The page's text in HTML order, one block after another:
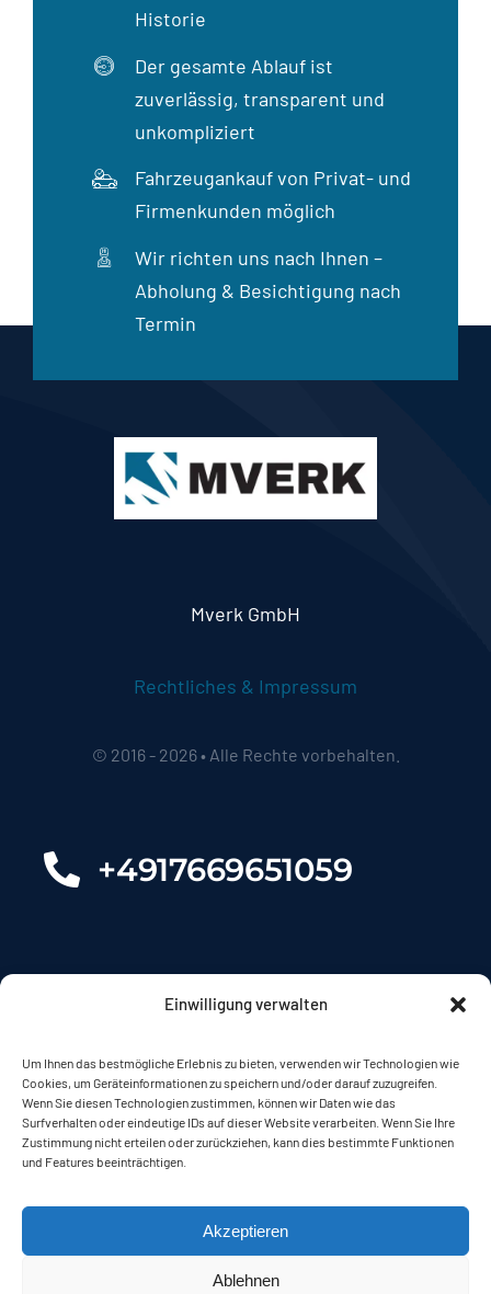
Einwilligung verwalten
Um Ihnen das bestmögliche Erlebnis zu bieten, verwenden wir Technologien wie
Cookies, um Geräteinformationen zu speichern und/oder darauf zuzugreifen.
Wenn Sie diesen Technologien zustimmen, können wir Daten wie das
Surfverhalten oder eindeutige IDs auf dieser Website verarbeiten. Wenn Sie Ihre
Zustimmung nicht erteilen oder zurückziehen, kann dies bestimmte Funktionen
und Features beeinträchtigen.
Akzeptieren
Ablehnen
Historie
Der gesamte Ablauf ist
zuverlässig, transparent und
unkompliziert
Fahrzeugankauf von Privat- und
Firmenkunden möglich
Wir richten uns nach Ihnen –
Abholung & Besichtigung nach
Termin
+4917669651059
Unsere Fahrzeugangebote
Auto Verkaufen
Über uns
Kontakte
Mverk GmbH
Rechtliches & Impressum
© 2016 - 2026 • Alle Rechte vorbehalten.